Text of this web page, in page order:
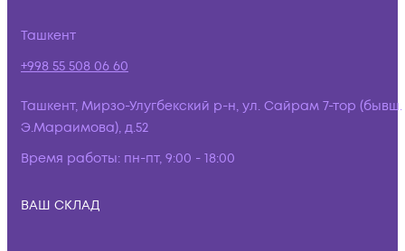
Ташкент
+998 55 508 06 60
Ташкент, Мирзо-Улугбекский р-н, ул. Сайрам 7-тор (бывш.
Э.Мараимова), д.52
Время работы: пн-пт, 9:00 - 18:00
ВАШ СКЛАД